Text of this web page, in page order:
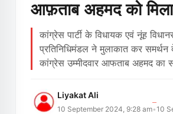
आफ़ताब अहमद को मिला
कांग्रेस पार्टी के विधायक एवं नूंह
प्रतिनिधिमंडल ने मुलाकात कर समर्थन
कांग्रेस उम्मीदवार आफताब अहमद का
Liyakat Ali
10 September 2024, 9:28 am•10